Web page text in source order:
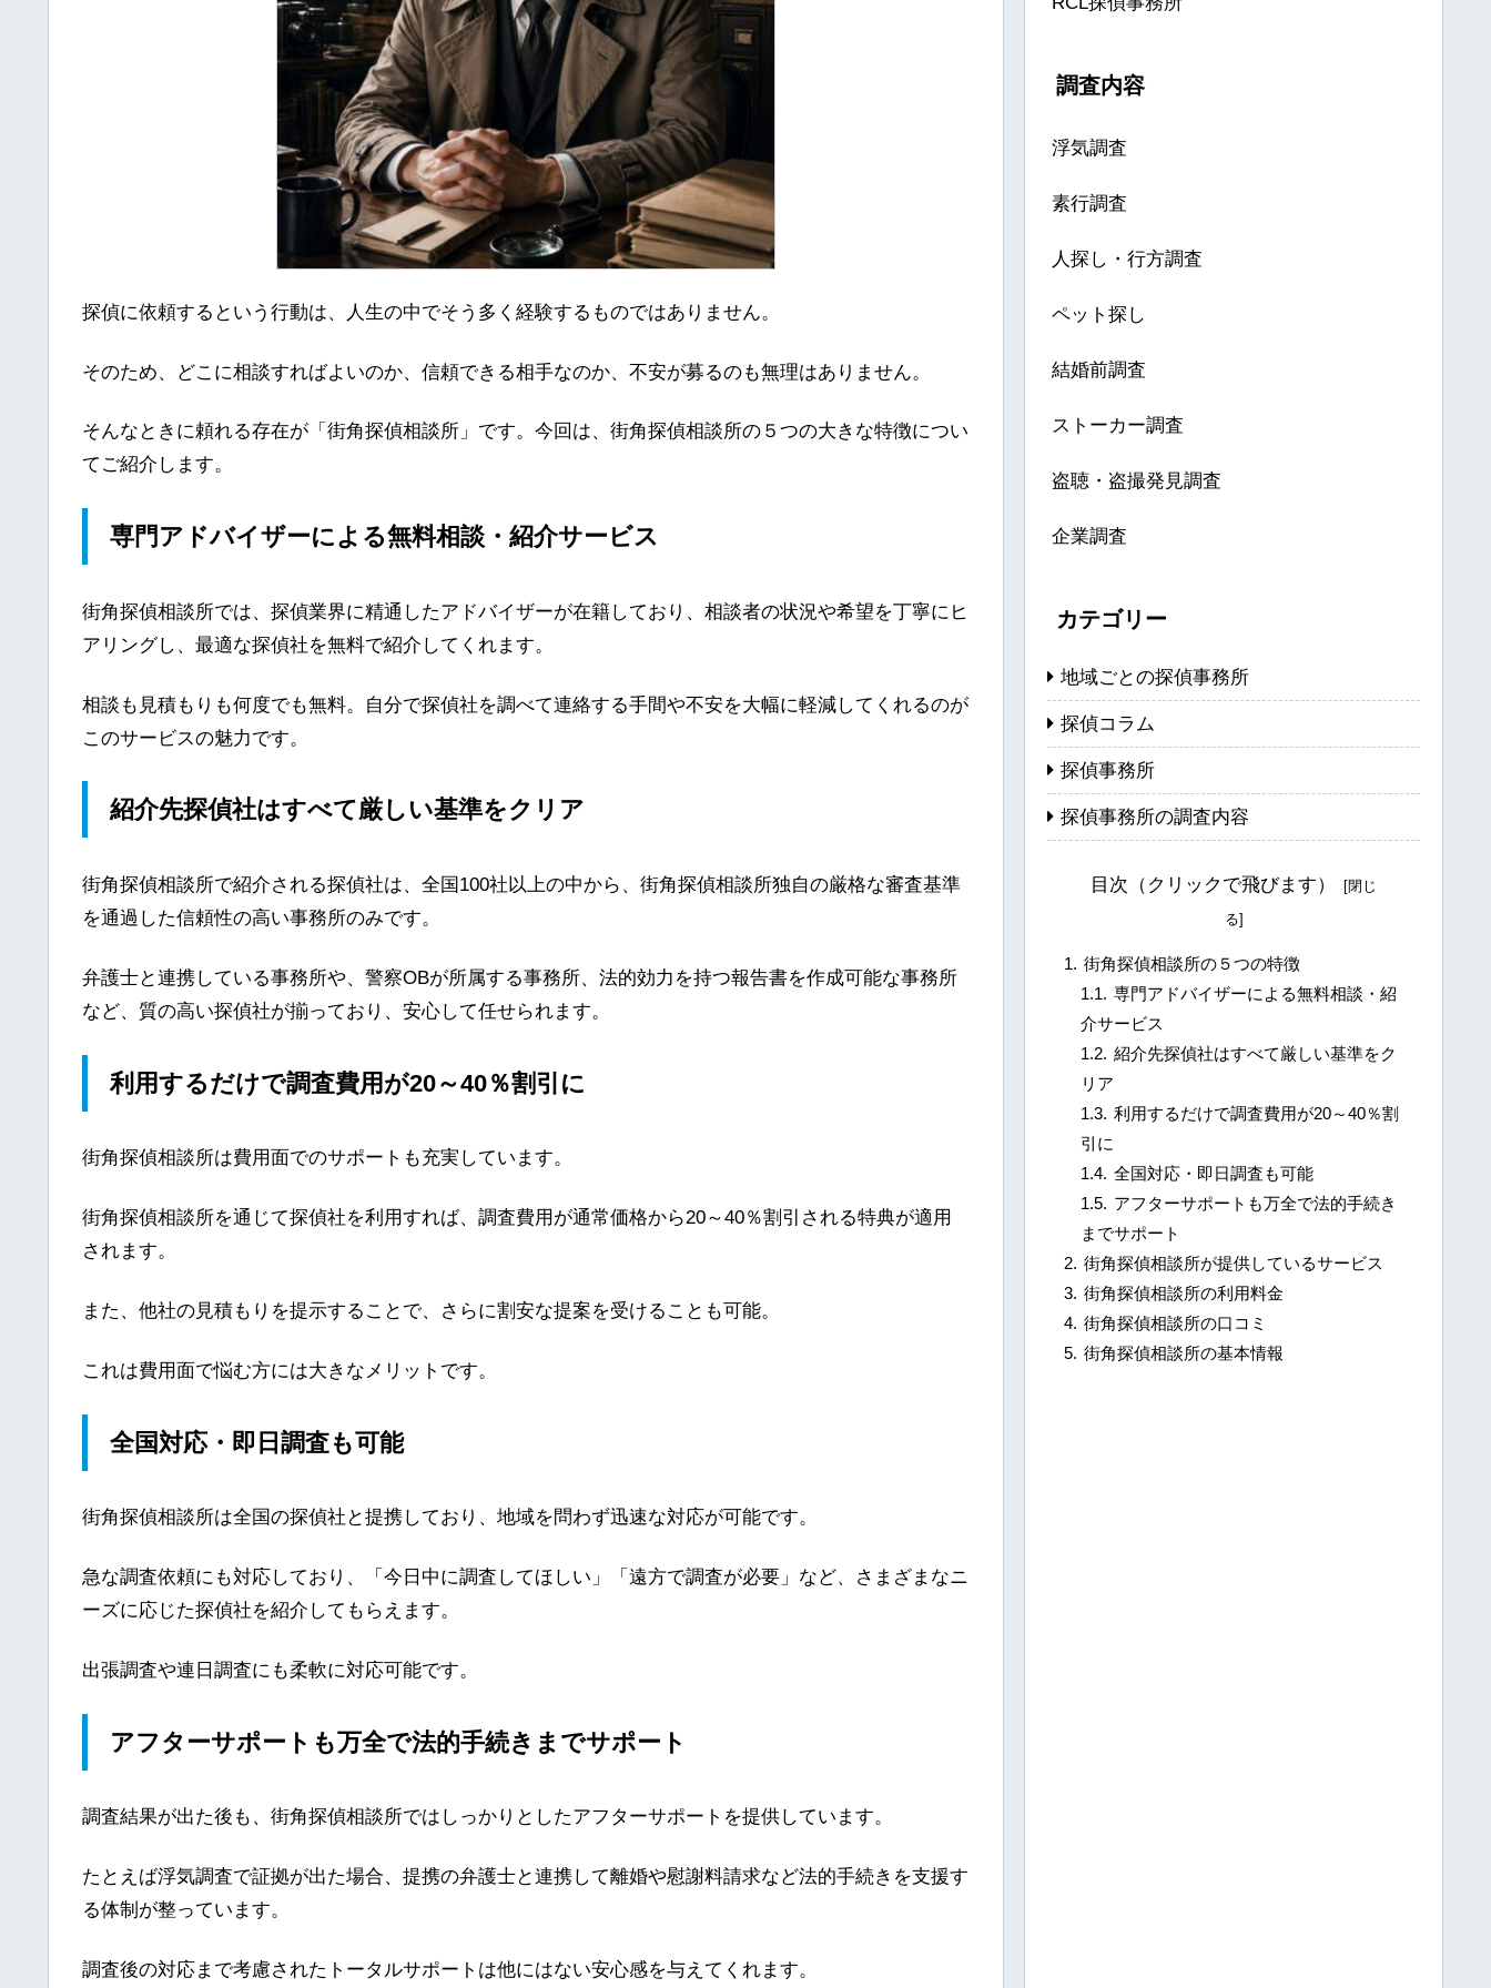
探偵に依頼するという行動は、人生の中でそう多く経験するものではありません。
そのため、どこに相談すればよいのか、信頼できる相手なのか、不安が募るのも無理はありません。
そんなときに頼れる存在が「街角探偵相談所」です。今回は、街角探偵相談所の５つの大きな特徴につい
てご紹介します。
専門アドバイザーによる無料相談・紹介サービス
街角探偵相談所では、探偵業界に精通したアドバイザーが在籍しており、相談者の状況や希望を丁寧にヒ
アリングし、最適な探偵社を無料で紹介してくれます。
相談も見積もりも何度でも無料。自分で探偵社を調べて連絡する手間や不安を大幅に軽減してくれるのが
このサービスの魅力です。
紹介先探偵社はすべて厳しい基準をクリア
街角探偵相談所で紹介される探偵社は、全国100社以上の中から、街角探偵相談所独自の厳格な審査基準
を通過した信頼性の高い事務所のみです。
弁護士と連携している事務所や、警察OBが所属する事務所、法的効力を持つ報告書を作成可能な事務所
など、質の高い探偵社が揃っており、安心して任せられます。
利用するだけで調査費用が20～40％割引に
街角探偵相談所は費用面でのサポートも充実しています。
街角探偵相談所を通じて探偵社を利用すれば、調査費用が通常価格から20～40％割引される特典が適用
されます。
また、他社の見積もりを提示することで、さらに割安な提案を受けることも可能。
これは費用面で悩む方には大きなメリットです。
全国対応・即日調査も可能
街角探偵相談所は全国の探偵社と提携しており、地域を問わず迅速な対応が可能です。
急な調査依頼にも対応しており、「今日中に調査してほしい」「遠方で調査が必要」など、さまざまなニ
ーズに応じた探偵社を紹介してもらえます。
出張調査や連日調査にも柔軟に対応可能です。
アフターサポートも万全で法的手続きまでサポート
調査結果が出た後も、街角探偵相談所ではしっかりとしたアフターサポートを提供しています。
たとえば浮気調査で証拠が出た場合、提携の弁護士と連携して離婚や慰謝料請求など法的手続きを支援す
る体制が整っています。
調査後の対応まで考慮されたトータルサポートは他にはない安心感を与えてくれます。
調査内容
浮気調査
素行調査
人探し・行方調査
ペット探し
結婚前調査
ストーカー調査
盗聴・盗撮発見調査
企業調査
カテゴリー
地域ごとの探偵事務所
探偵コラム
探偵事務所
探偵事務所の調査内容
目次（クリックで飛びます）
街角探偵相談所の５つの特徴
専門アドバイザーによる無料相談・紹
介サービス
紹介先探偵社はすべて厳しい基準をク
リア
利用するだけで調査費用が20～40％割
引に
全国対応・即日調査も可能
アフターサポートも万全で法的手続き
までサポート
街角探偵相談所が提供しているサービス
街角探偵相談所の利用料金
街角探偵相談所の口コミ
街角探偵相談所の基本情報